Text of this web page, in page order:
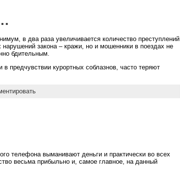
в два раза увеличивается количество преступлений
закона – кражи, но и мошенники в поездах не
бдительным.
предчувствии курортных соблазнов, часто теряют
телефона выманивают деньги и практически во всех
весьма прибыльно и, самое главное, на данный